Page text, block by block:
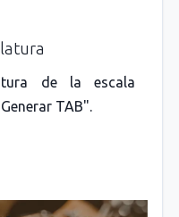
de la escala
TAB".